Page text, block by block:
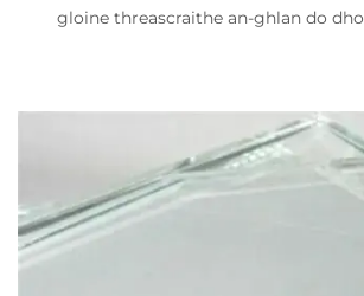
gloine threascraithe an-ghlan do